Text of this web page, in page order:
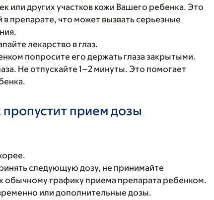
или других участков кожи Вашего ребенка. Это
препарате, что может вызвать серьезные
лекарство в глаз.
попросите его держать глаза закрытыми.
Не отпускайте 1–2 минуты. Это помогает
прием дозы
следующую дозу, не принимайте
обычному графику приема препарата ребенком.
или дополнительные дозы.